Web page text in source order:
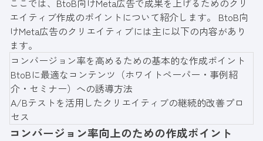
エイティブ作成のポイントについて紹介します。 BtoB向
けMeta広告のクリエイティブには主に以下の内容があり
ます。
コンバージョン率を高めるための基本的な作成ポイント
BtoBに最適なコンテンツ（ホワイトペーパー・事例紹
介・セミナー）への誘導方法
A/Bテストを活用したクリエイティブの継続的改善プロ
セス
コンバージョン率向上のための作成ポイント